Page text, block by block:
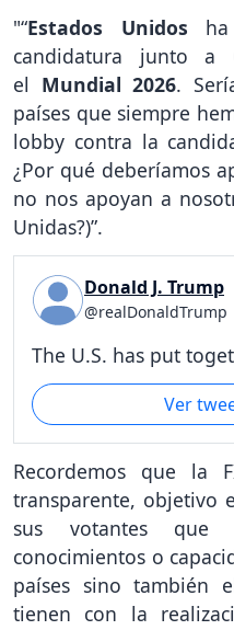
"“Estados Unidos
candidatura junto a
el Mundial 2026.
países que siempre
lobby contra la
¿Por qué deberíamos
no nos apoyan a
Unidas?)”.
Donald J. Trump
@realDonaldTrump
The U.S. has put
Ver
Recordemos que la
transparente, objetivo
sus votantes
conocimientos o
países sino también
tienen con la